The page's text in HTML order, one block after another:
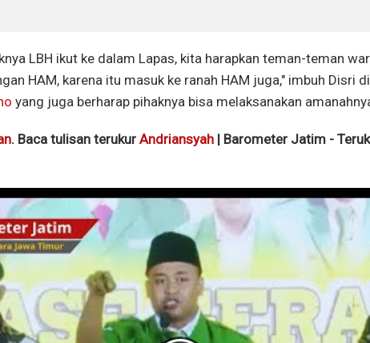
LBH ikut ke dalam Lapas, kita harapkan teman-teman
HAM, karena itu masuk ke ranah HAM juga," imbuh Disri
yang juga berharap pihaknya bisa melaksanakan
. Baca tulisan terukur Andriansyah | Barometer Jatim -